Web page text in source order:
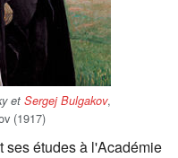
et Sergej Bulgakov,
(1917)
ses études à l'Académie